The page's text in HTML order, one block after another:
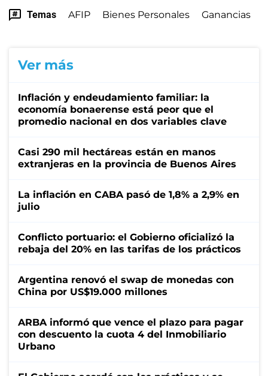
Temas AFIP Bienes Personales Ganancias
Ver más
Inflación y endeudamiento familiar: la
economía bonaerense está peor que el
promedio nacional en dos variables clave
Casi 290 mil hectáreas están en manos
extranjeras en la provincia de Buenos Aires
La inflación en CABA pasó de 1,8% a 2,9% en
julio
Conflicto portuario: el Gobierno oficializó la
rebaja del 20% en las tarifas de los prácticos
Argentina renovó el swap de monedas con
China por US$19.000 millones
ARBA informó que vence el plazo para pagar
con descuento la cuota 4 del Inmobiliario
Urbano